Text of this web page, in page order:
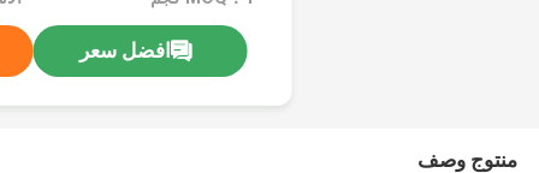
افضل سعر
منتوج وصف